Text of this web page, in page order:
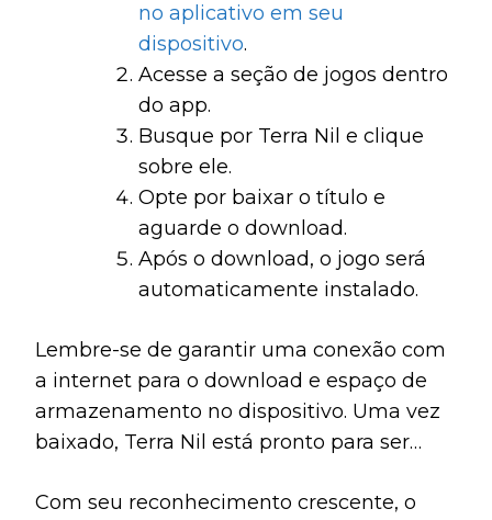
no aplicativo em seu
dispositivo.
Acesse a seção de jogos dentro
do app.
Busque por Terra Nil e clique
sobre ele.
Opte por baixar o título e
aguarde o download.
Após o download, o jogo será
automaticamente instalado.
Lembre-se de garantir uma conexão com
a internet para o download e espaço de
armazenamento no dispositivo. Uma vez
baixado, Terra Nil está pronto para ser
necessidade de uma conexão constante.
Com seu reconhecimento crescente, o